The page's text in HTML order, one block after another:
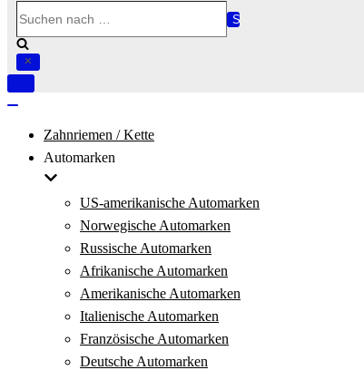
nach …
Navigation
Zahnriemen / Kette
Automarken
US-amerikanische Automarken
Norwegische Automarken
Russische Automarken
Afrikanische Automarken
Amerikanische Automarken
Italienische Automarken
Französische Automarken
Deutsche Automarken